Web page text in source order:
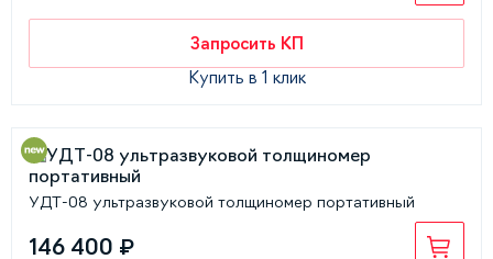
Запросить КП
Купить в 1 клик
УДТ-08 ультразвуковой толщиномер портативный
146 400 ₽